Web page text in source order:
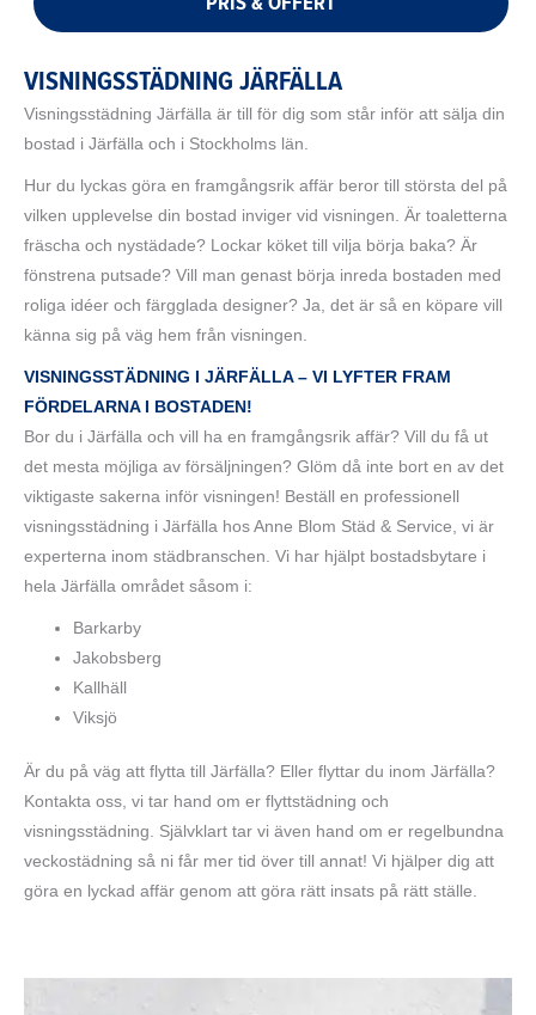
VISNINGSSTÄDNING JÄRFÄLLA
Visningsstädning Järfälla är till för dig som står inför att sälja din
bostad i Järfälla och i Stockholms län.
Hur du lyckas göra en framgångsrik affär beror till största del på
vilken upplevelse din bostad inviger vid visningen. Är toaletterna
fräscha och nystädade? Lockar köket till vilja börja baka? Är
fönstrena putsade? Vill man genast börja inreda bostaden med
roliga idéer och färgglada designer? Ja, det är så en köpare vill
känna sig på väg hem från visningen.
VISNINGSSTÄDNING I JÄRFÄLLA – VI LYFTER FRAM
FÖRDELARNA I BOSTADEN!
Bor du i Järfälla och vill ha en framgångsrik affär? Vill du få ut
det mesta möjliga av försäljningen? Glöm då inte bort en av det
viktigaste sakerna inför visningen! Beställ en professionell
visningsstädning i Järfälla hos Anne Blom Städ & Service, vi är
experterna inom städbranschen. Vi har hjälpt bostadsbytare i
hela Järfälla området såsom i:
Barkarby
Jakobsberg
Kallhäll
Viksjö
Är du på väg att flytta till Järfälla? Eller flyttar du inom Järfälla?
Kontakta oss, vi tar hand om er flyttstädning och
visningsstädning. Självklart tar vi även hand om er regelbundna
veckostädning så ni får mer tid över till annat! Vi hjälper dig att
göra en lyckad affär genom att göra rätt insats på rätt ställe.